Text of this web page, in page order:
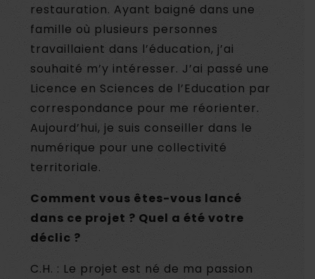
restauration. Ayant baigné dans une
famille où plusieurs personnes
travaillaient dans l’éducation, j’ai
souhaité m’y intéresser. J’ai passé une
Licence en Sciences de l’Education par
correspondance pour me réorienter.
Aujourd’hui, je suis conseiller dans le
numérique pour une collectivité
territoriale.
Comment vous êtes-vous lancé
dans ce projet ? Quel a été votre
déclic ?
C.H. : Le projet est né de ma passion